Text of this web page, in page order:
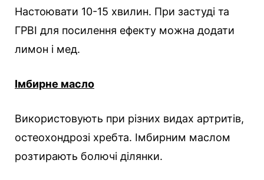
Настоювати 10-15 хвилин. При застуді та
ГРВІ для посилення ефекту можна додати
лимон і мед.
Імбирне масло
Використовують при різних видах артритів,
остеохондрозі хребта. Імбирним маслом
розтирають болючі ділянки.